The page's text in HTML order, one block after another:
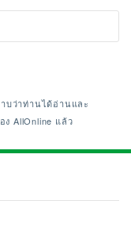
บว่าท่านได้อ่านและ
ง AllOnline แล้ว